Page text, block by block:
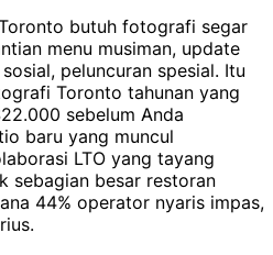
butuh fotografi segar
menu musiman, update
peluncuran spesial. Itu
Toronto tahunan yang
sebelum Anda
baru yang muncul
LTO yang tayang
sebagian besar restoran
44% operator nyaris impas,